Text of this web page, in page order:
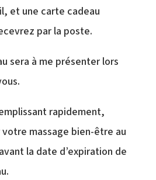
et une carte cadeau
par la poste.
sera à me présenter lors
rapidement,
massage bien-être au
la date d’expiration de